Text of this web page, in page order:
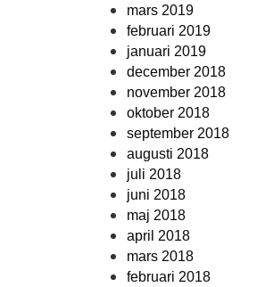
mars 2019
februari 2019
januari 2019
december 2018
november 2018
oktober 2018
september 2018
augusti 2018
juli 2018
juni 2018
maj 2018
april 2018
mars 2018
februari 2018